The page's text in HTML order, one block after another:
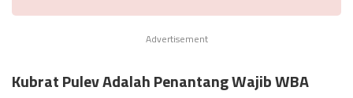
Advertisement
Kubrat Pulev Adalah Penantang Wajib WBA